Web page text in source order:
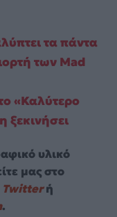
τα πάντα
των Mad
«Καλύτερο
ξεκινήσει
υλικό
μας στο
Twitterή
.